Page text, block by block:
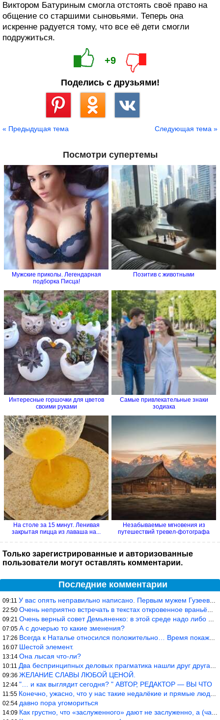
Виктором Батуриным смогла отстоять своё право на
общение со старшими сыновьями. Теперь она
искренне радуется тому, что все её дети смогли
подружиться.
+9
Поделись с друзьями!
« Предыдущая тема Следующая тема »
Посмотри супертемы
Мужские приколы. Легендарная
подборка Писца!
Позитив с животными
Интересные горшочки для цветов
своими руками
Самые привлекательные знаки
зодиака
На столе за 15 минут. Ленивая
закрытая пицца из лаваша на...
Незабываемые мгновения из
путешествий тревел-фотографа
Только зарегистрированные и авторизованные
пользователи могут оставлять комментарии.
Последние комментарии
09:11 У вас опять неправильно написано. Первым мужем Гузеевой был Илья
22:50 Очень неприятно встречать в текстах откровенное враньё… Конкретн
09:21 Очень верный совет Демьяненко: в этой среде надо либо иметь зубы
07:05 А с дочерью то какие зменения?
17:26 Всегда к Наталье относился положительно… Время покажет, что буде
16:07 Шестой элемент.
13:14 Она лысая что-ли?
10:11 Два беспринципных деловых прагматика нашли друг друга и «остепен
09:36 ЖЕЛАНИЕ СЛАВЫ ЛЮБОЙ ЦЕНОЙ.
12:44 "… и как выглядит сегодня? " АВТОР, РЕДАКТОР — ВЫ ЧТО
11:55 Конечно, ужасно, что у нас такие недалёкие и прямые люди… Как мо
02:54 давно пора угомориться
14:09 Как грустно, что «заслуженного» дают не заслуженно, а (чаще) по-